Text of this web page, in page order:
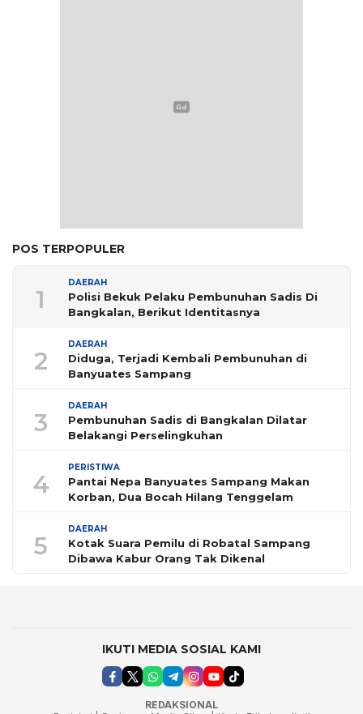
POS TERPOPULER
1
DAERAH
Polisi Bekuk Pelaku Pembunuhan Sadis Di
Bangkalan, Berikut Identitasnya
2
DAERAH
Diduga, Terjadi Kembali Pembunuhan di
Banyuates Sampang
3
DAERAH
Pembunuhan Sadis di Bangkalan Dilatar
Belakangi Perselingkuhan
4
PERISTIWA
Pantai Nepa Banyuates Sampang Makan
Korban, Dua Bocah Hilang Tenggelam
5
DAERAH
Kotak Suara Pemilu di Robatal Sampang
Dibawa Kabur Orang Tak Dikenal
IKUTI MEDIA SOSIAL KAMI
REDAKSIONAL